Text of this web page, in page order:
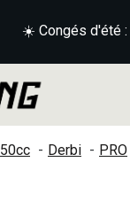
☀️ Congés d'été
50cc Derbi PRO